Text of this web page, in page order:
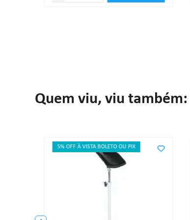
Quem viu, viu também:
5% OFF À VISTA BOLETO OU PIX